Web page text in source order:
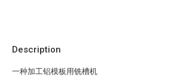
Description
一种加工铝模板用铣槽机